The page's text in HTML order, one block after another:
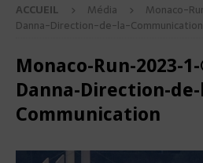
ACCUEIL Média
Monaco-
Danna-Direction-de-la-Communication
Monaco-Run-2023-
Danna-Direction-
Communication